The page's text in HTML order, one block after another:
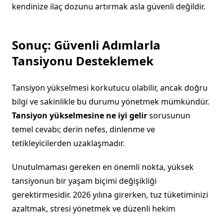
kendinize ilaç dozunu artırmak asla güvenli değildir.
Sonuç: Güvenli Adımlarla
Tansiyonu Desteklemek
Tansiyon yükselmesi korkutucu olabilir, ancak doğru
bilgi ve sakinlikle bu durumu yönetmek mümkündür.
Tansiyon yükselmesine ne iyi gelirsorusunun
temel cevabı; derin nefes, dinlenme ve
tetikleyicilerden uzaklaşmadır.
Unutulmaması gereken en önemli nokta, yüksek
tansiyonun bir yaşam biçimi değişikliği
gerektirmesidir. 2026 yılına girerken, tuz tüketiminizi
azaltmak, stresi yönetmek ve düzenli hekim